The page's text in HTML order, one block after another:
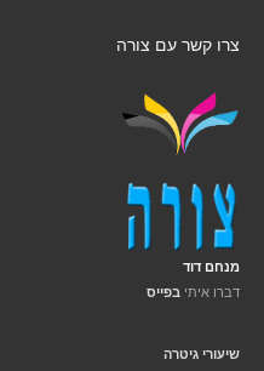
צרו קשר עם צורה
מנחם דוד
דברו איתי בפייס
שיעורי גיטרה